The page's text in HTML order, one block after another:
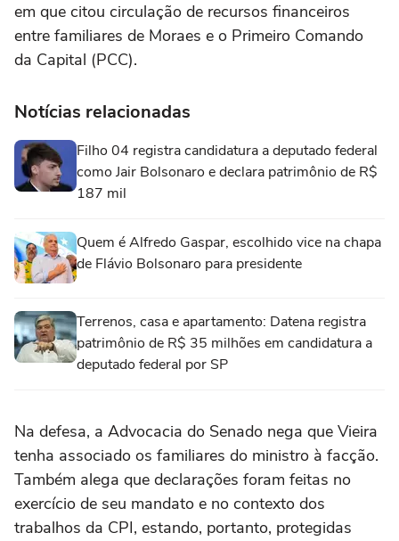
em que citou circulação de recursos financeiros
entre familiares de Moraes e o Primeiro Comando
da Capital (PCC).
Notícias relacionadas
Filho 04 registra candidatura a deputado federal
como Jair Bolsonaro e declara patrimônio de R$
187 mil
Quem é Alfredo Gaspar, escolhido vice na chapa
de Flávio Bolsonaro para presidente
Terrenos, casa e apartamento: Datena registra
patrimônio de R$ 35 milhões em candidatura a
deputado federal por SP
Na defesa, a Advocacia do Senado nega que Vieira
tenha associado os familiares do ministro à facção.
Também alega que declarações foram feitas no
exercício de seu mandato e no contexto dos
trabalhos da CPI, estando, portanto, protegidas